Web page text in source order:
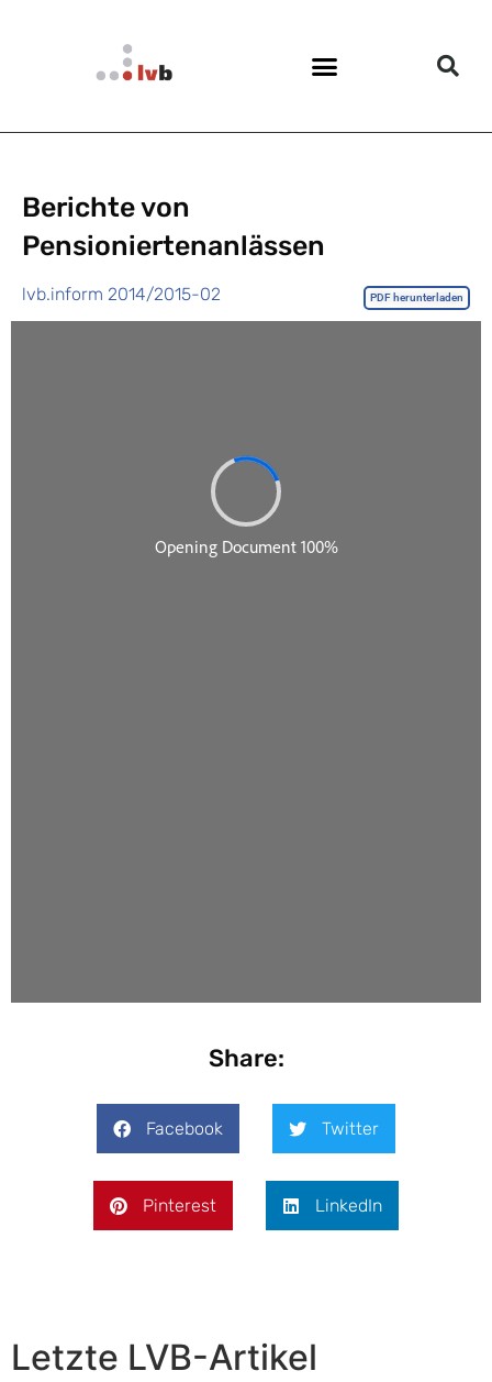
Berichte von
Pensioniertenanlässen
lvb.inform 2014/2015-02 PDF herunterladen
Share:
Facebook Twitter
Pinterest LinkedIn
Letzte LVB-Artikel